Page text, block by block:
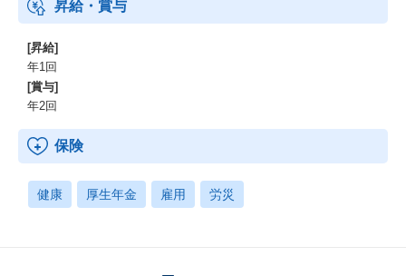
昇給・賞与
[昇給]
年1回
[賞与]
年2回
保険
健康 厚生年金 雇用 労災